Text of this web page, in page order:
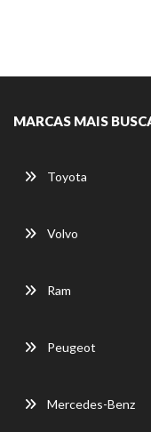
MARCAS MAIS
Toyota
Volvo
Ram
Peugeot
Mercedes-Benz